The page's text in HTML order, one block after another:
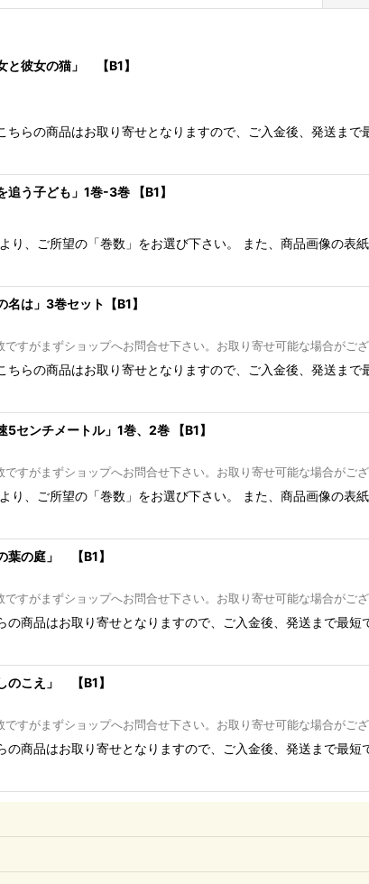
絞り込む
と彼女の猫」 【B1】
ちらの商品はお取り寄せとなりますので、ご入金後、発送ま
う子ども」1巻-3巻 【B1】
り、ご所望の「巻数」をお選び下さい。 また、商品画像の
は」3巻セット【B1】
すがまずショップへお問合せ下さい。お取り寄せ可能な場合がござ
ちらの商品はお取り寄せとなりますので、ご入金後、発送ま
センチメートル」1巻、2巻 【B1】
すがまずショップへお問合せ下さい。お取り寄せ可能な場合がござ
り、ご所望の「巻数」をお選び下さい。 また、商品画像の
葉の庭」 【B1】
すがまずショップへお問合せ下さい。お取り寄せ可能な場合がござ
の商品はお取り寄せとなりますので、ご入金後、発送まで最
のこえ」 【B1】
すがまずショップへお問合せ下さい。お取り寄せ可能な場合がござ
の商品はお取り寄せとなりますので、ご入金後、発送まで最